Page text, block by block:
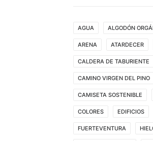
AGUA ALGODÓN
ARENA ATARDECER
CALDERA DE TABURIENTE
CAMINO VIRGEN DEL PINO
CAMISETA SOSTENIBLE
COLORES EDIFICIOS
FUERTEVENTURA